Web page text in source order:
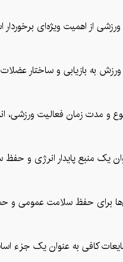
از اهمیت ویژه‌ای
به بازیابی و ساختار
زمان فعالیت ورزشی،
منبع پایدار انرژی و حفظ
برای حفظ سلامت عمومی و
کافی به عنوان یک جزء